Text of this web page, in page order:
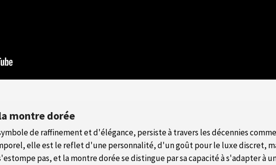
montre dorée
de raffinement et d'élégance, persiste à travers les décennies
elle est le reflet d'une personnalité, d'un goût pour le luxe discret,
pas, et la montre dorée se distingue par sa capacité à s'adapter